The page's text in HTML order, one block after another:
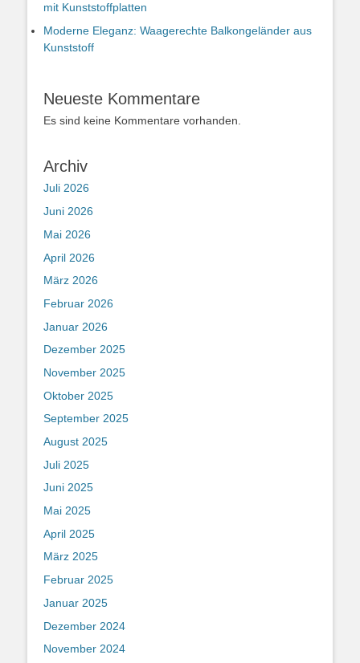
mit Kunststoffplatten
Moderne Eleganz: Waagerechte Balkongeländer aus
Kunststoff
Neueste Kommentare
Es sind keine Kommentare vorhanden.
Archiv
Juli 2026
Juni 2026
Mai 2026
April 2026
März 2026
Februar 2026
Januar 2026
Dezember 2025
November 2025
Oktober 2025
September 2025
August 2025
Juli 2025
Juni 2025
Mai 2025
April 2025
März 2025
Februar 2025
Januar 2025
Dezember 2024
November 2024